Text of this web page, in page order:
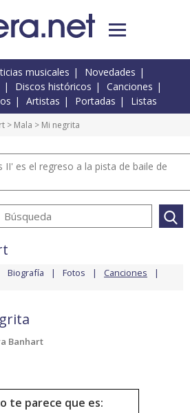
musicales
Novedades
Discos históricos
Canciones
Artistas Portadas Listas
> Mala > Mi negrita
II' es el regreso a la pista de baile de
Biografía Fotos Canciones
Banhart
te parece que es: